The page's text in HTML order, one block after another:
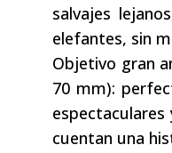
salvajes
elefantes, sin
Objetivo gran
70 mm):
cuentan una